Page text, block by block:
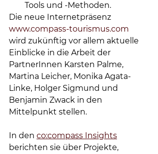
Tools und -Methoden.
Die neue Internetpräsenz
www.compass-tourismus.com
wird zukünftig vor allem aktuelle
Einblicke in die Arbeit der
PartnerInnen Karsten Palme,
Martina Leicher, Monika Agata-
Linke, Holger Sigmund und
Benjamin Zwack in den
Mittelpunkt stellen.
In den co:compass Insights
berichten sie über Projekte,